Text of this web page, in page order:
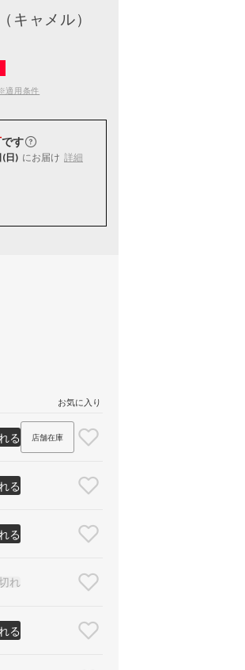
キャメル）
適用条件
です
(日) にお届け 詳細
お気に入り
る 店舗在庫
る
る
れ
る